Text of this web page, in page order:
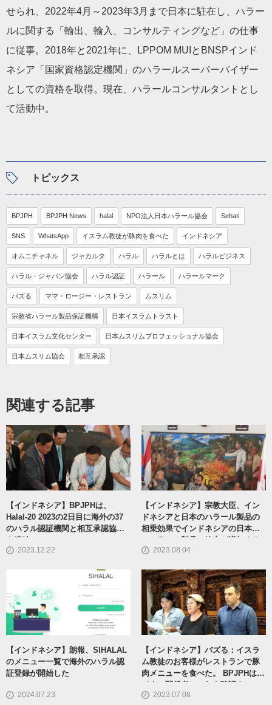
せられ、2022年4月～2023年3月まで日本に駐在し、ハラー
ルに関する「輸出、輸入、コンサルティングなど」の仕事
に従事。2018年と2021年に、LPPOM MUIとBNSPインド
ネシア「国家資格認定機関」のハラールスーパーバイザー
としての資格を取得。現在、ハラールコンサルタントとし
て活動中。
トピックス
BPJPH BPJPH News halal NPO法人日本ハラール協会 Sehati
SNS WhatsApp イスラム教徒が豚肉を食べた インドネシア
オムニチャネル ジャカルタ ハラル ハラルとは ハラルビジネス
ハラル・ジャパン協会 ハラル認証 ハラール ハラールマーク
バズる ママ・ロージー・レストラン ムスリム
宗教省ハラール製品保証機構 日本イスラムトラスト
日本イスラム文化センター 日本ムスリムプロフェッショナル協会
日本ムスリム協会 相互承認
関連する記事
【インドネシア】BPJPHは、
Halal-20 2023の2日目に海外の37
のハラル認証機関と相互承認協定
を締結
2023.12.22
【インドネシア】宗教大臣、イン
ドネシアと日本のハラール製品の
相乗効果でインドネシアの日本へ
のハラール製品の輸出が増加する
を期待2023.08.04
【インドネシア】朗報、SIHALAL
のメニュー一覧で海外のハラル認
証登録が開始した
2024.07.23
【インドネシア】バズる：イスラ
ム教徒のお客様がレストランで豚
肉メニューを食べた。 BPJPHはビ
ジネス関係者にこれを確認！
2023.07.08